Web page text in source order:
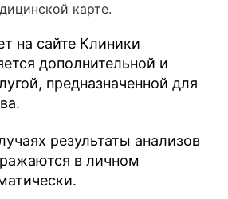
карте.
на сайте Клиники
дополнительной и
предназначенной для
результаты анализов
в личном